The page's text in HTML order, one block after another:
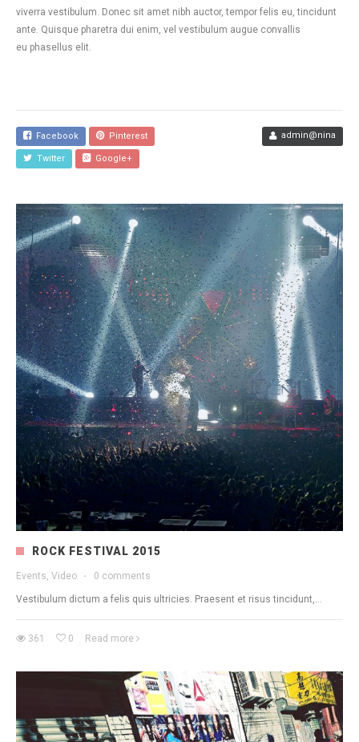
viverra vestibulum. Donec sit amet nibh auctor, tempor felis eu, tincidunt
ante. Quisque pharetra dui enim, vel vestibulum augue convallis
eu phasellus elit.
Facebook Pinterest
Twitter Google+
admin@nina
ROCK FESTIVAL 2015
Events, Video · 0 comments
Vestibulum dictum a felis quis ultricies. Praesent et risus tincidunt,...
361 0 Read more